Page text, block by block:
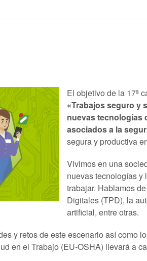
El objetivo de la 17ª
«Trabajos seguro y
nuevas tecnologías
asociados a la
segura y productiva
Vivimos en una
nuevas tecnologías y
trabajar. Hablamos
Digitales (TPD), la
artificial, entre otras.
y retos de este escenario así
en el Trabajo (EU-OSHA) llevará a